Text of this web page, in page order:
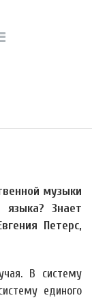
музыки
Знает
Петерс,
В систему
единого